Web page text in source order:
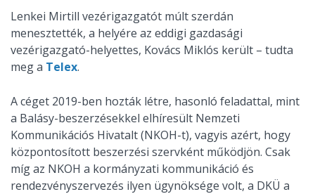
Lenkei Mirtill vezérigazgatót múlt szerdán
menesztették, a helyére az eddigi gazdasági
vezérigazgató-helyettes, Kovács Miklós került – tudta
meg a Telex.
A céget 2019-ben hozták létre, hasonló feladattal, mint
a Balásy-beszerzésekkel elhíresült Nemzeti
Kommunikációs Hivatalt (NKOH-t), vagyis azért, hogy
központosított beszerzési szervként működjön. Csak
míg az NKOH a kormányzati kommunikáció és
rendezvényszervezés ilyen ügynöksége volt, a DKÜ a